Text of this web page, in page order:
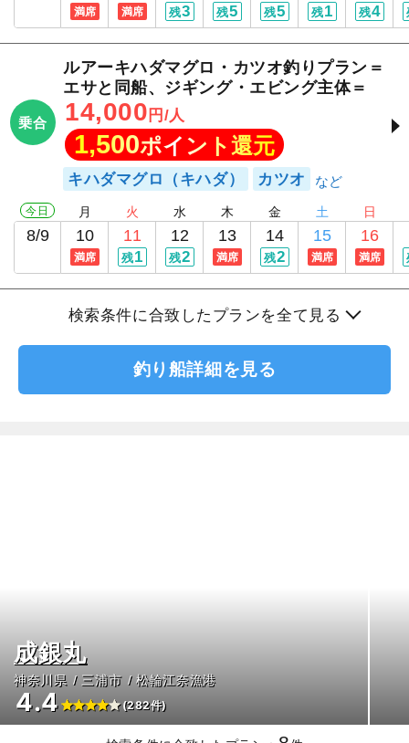
満席 満席 残3 残5 残5 残1 残4
乗合
ルアーキハダマグロ・カツオ釣りプラン＝
エサと同船、ジギング・エビング主体＝
14,000 円/人
1,500ポイント還元
キハダマグロ（キハダ） カツオ
今日
8/9
月
10
満席
火
11
残1
水
12
残2
木
13
満席
金
14
残2
土
15
満席
日
16
満席
検索条件に合致したプランを全て見る
釣り船詳細を見る
成銀丸
神奈川県 三浦市 松輪江奈漁港
4.4 (282件)